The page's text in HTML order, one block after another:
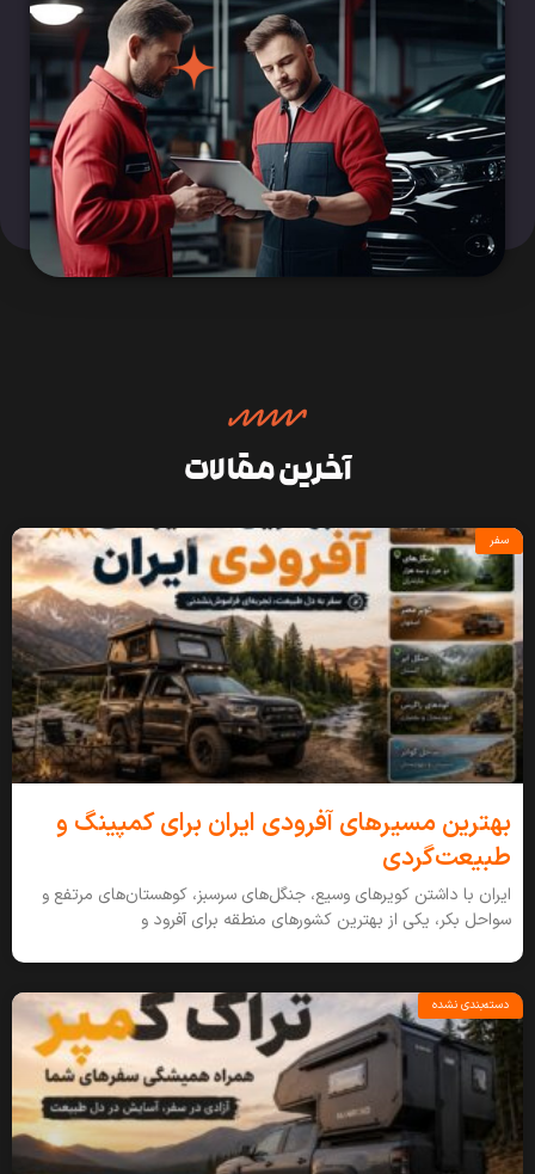
آخرین مقالات
سفر
بهترین مسیرهای آفرودی ایران برای کمپینگ و
طبیعت‌گردی
ایران با داشتن کویرهای وسیع، جنگل‌های سرسبز، کوهستان‌های مرتفع و
سواحل بکر، یکی از بهترین کشورهای منطقه برای آفرود و
دسته‌بندی نشده